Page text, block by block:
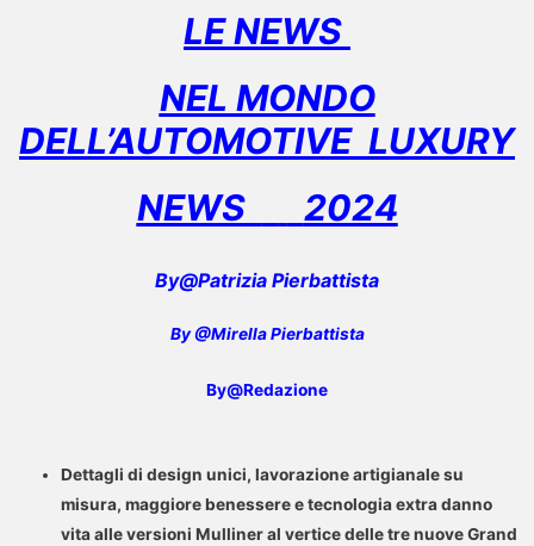
LE NEWS
NEL MONDO
DELL’AUTOMOTIVE LUXURY
NEWS
2024
By@Patrizia Pierbattista
By @Mirella Pierbattista
By@Redazione
Dettagli di design unici, lavorazione artigianale su
misura, maggiore benessere e tecnologia extra danno
vita alle versioni Mulliner al vertice delle tre nuove Grand